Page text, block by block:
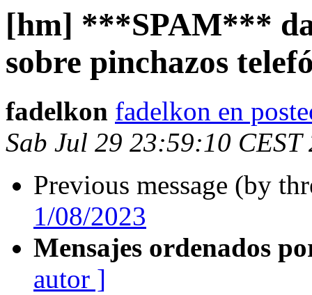
[hm] ***SPAM***
sobre pinchazos
fadelkon fadelkon en
Sab Jul 29 23:59:10 CEST
Previous message (by
1/08/2023
Mensajes ordenados
autor ]